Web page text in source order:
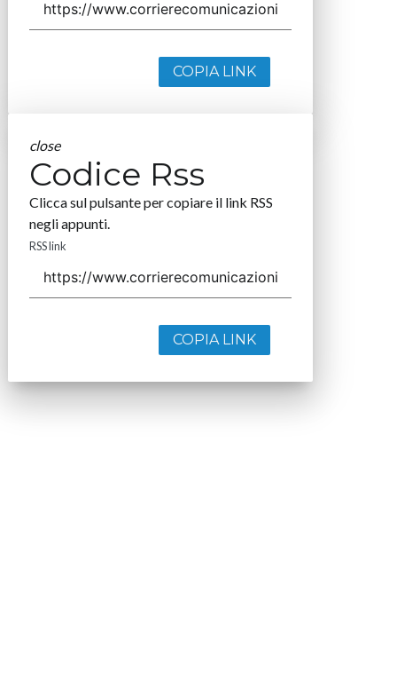
COPIA LINK
close
Codice Rss
Clicca sul pulsante per copiare il link RSS
negli appunti.
RSS link
COPIA LINK